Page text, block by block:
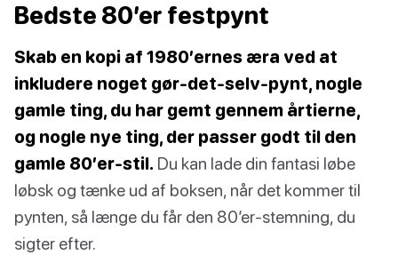
Bedste 80’er festpynt
Skab en kopi af 1980’ernes æra ved at
inkludere noget gør-det-selv-pynt, nogle
gamle ting, du har gemt gennem årtierne,
og nogle nye ting, der passer godt til den
gamle 80’er-stil. Du kan lade din fantasi løbe
løbsk og tænke ud af boksen, når det kommer til
pynten, så længe du får den 80’er-stemning, du
sigter efter.